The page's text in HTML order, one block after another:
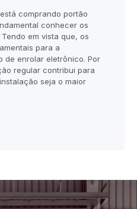
comprando portão
conhecer os
em vista que, os
para a
de enrolar eletrônico. Por
regular contribui para
seja o maior